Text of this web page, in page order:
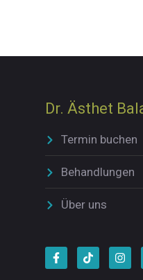
Dr. Ästhet
Termin buchen
Behandlungen
Über uns